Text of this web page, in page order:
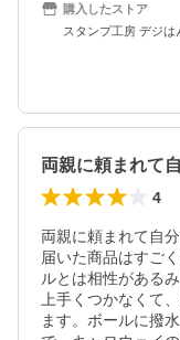
購入したストア
スタンプ工房 デジは
4
両親に頼まれて自
届いた商品はすご
ルとは相性がある
上手くつかなくて
ます。ボールに撥